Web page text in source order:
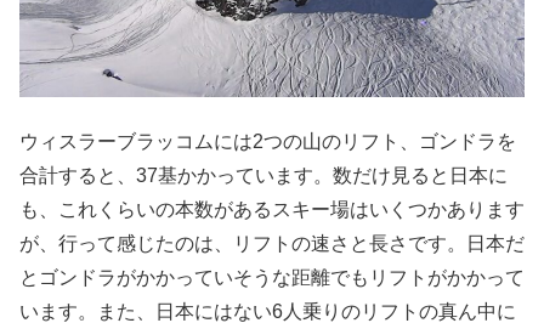
ウィスラーブラッコムには2つの山のリフト、ゴンドラを
合計すると、37基かかっています。数だけ見ると日本に
も、これくらいの本数があるスキー場はいくつかあります
が、行って感じたのは、リフトの速さと長さです。日本だ
とゴンドラがかかっていそうな距離でもリフトがかかって
います。また、日本にはない6人乗りのリフトの真ん中に